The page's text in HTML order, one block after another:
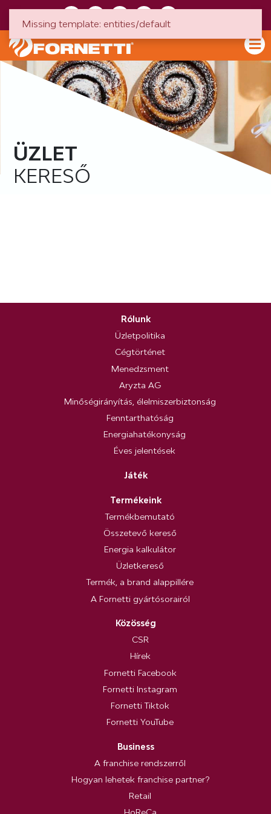
ÜZLET
KERESŐ
Rólunk
Üzletpolitika
Cégtörténet
Menedzsment
Aryzta AG
Minőségirányítás, élelmiszerbiztonság
Fenntarthatóság
Energiahatékonyság
Éves jelentések
Játék
Termékeink
Termékbemutató
Összetevő kereső
Energia kalkulátor
Üzletkereső
Termék, a brand alappillére
A Fornetti gyártósorairól
Közösség
CSR
Hírek
Fornetti Facebook
Fornetti Instagram
Fornetti Tiktok
Fornetti YouTube
Business
A franchise rendszerről
Hogyan lehetek franchise partner?
Retail
Missing template: entities/default